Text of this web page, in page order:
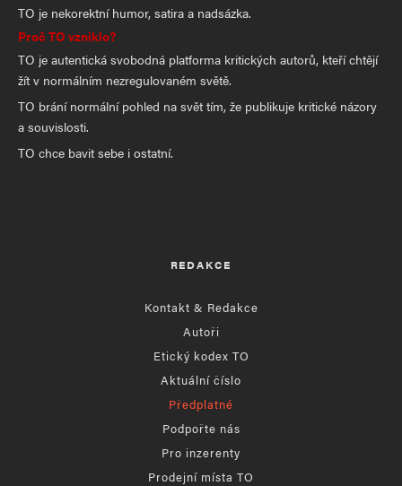
TO je nekorektní humor, satira a nadsázka.
Proč TO vzniklo?
TO je autentická svobodná platforma kritických autorů, kteří chtějí
žít v normálním nezregulovaném světě.
TO brání normální pohled na svět tím, že publikuje kritické názory
a souvislosti.
TO chce bavit sebe i ostatní.
REDAKCE
Kontakt & Redakce
Autoři
Etický kodex TO
Aktuální číslo
Předplatné
Podpořte nás
Pro inzerenty
Prodejní místa TO